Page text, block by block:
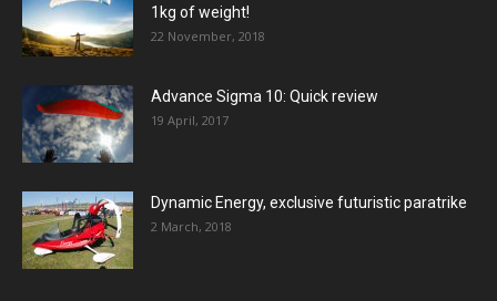
1kg of weight!
22 November, 2018
Advance Sigma 10: Quick review
19 April, 2017
Dynamic Energy, exclusive futuristic paratrike
2 March, 2018